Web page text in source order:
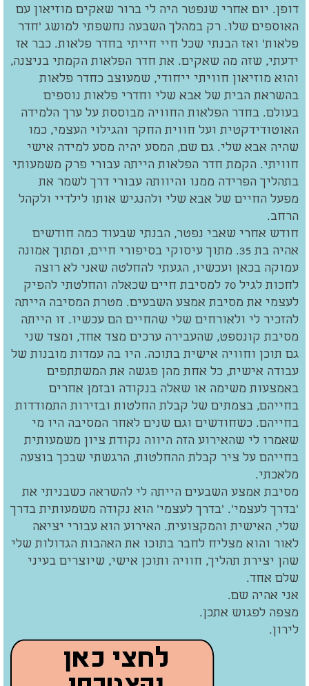
דופן. יום אחרי שנפטר היה לי ברור שאקים מוזיאון עם
האוספים שלו. רק במהלך השבעה נחשפתי למושג 'חדר
פלאות' ואז הבנתי שכל חיי חייתי בחדר פלאות. כבר אז
ידעתי, שזה מה שאקים. את חדר הפלאות הקמתי בניצנה,
והוא מוזיאון חוויתי ייחודי, שמעוצב כחדר פלאות
בהשראת הבית של אבא שלי וחדרי פלאות נוספים
בעולם. בחדר הפלאות החוויה מבוססת על ערך הלמידה
האוטודידקטית ועל חווית החקר והגילוי העצמי, כמו
שהיה אבא שלי. גם שם, המסע יהיה מסע למידה אישי
חוויתי. הקמת חדר הפלאות הייתה עבורי פרק משמעותי
בתהליך הפרידה ממנו והיוותה עבורי דרך לשמר את
מפעל החיים של אבא שלי ולהנגיש אותו לילדיי ולקהל
הרחב.
חודש אחרי שאבי נפטר, הבנתי שבעוד כמה חודשים
אהיה בת 35. מתוך עיסוקי בסיפורי חיים, ומתוך אמונה
עמוקה בכאן ועכשיו, הגעתי להחלטה שאני לא רוצה
לחכות לגיל 70 למסיבת חיים שכאלה והחלטתי להפיק
לעצמי את מסיבת אמצע השבעים. מטרת המסיבה הייתה
להזכיר לי ולאורחים שלי שהחיים הם עכשיו. זו הייתה
מסיבת קונספט, שהעבירה ערכים מצד אחד, ומצד שני
גם תוכן וחוויה אישית בתוכה. היו בה עמדות מובנות של
עבודה אישית, כל אחת מהן פגשה את המשתתפים
באמצעות משימה או שאלה בנקודה ובזמן אחרים
בחייהם, בצמתים של קבלת החלטות ובזירות התמודדות
בחייהם. כשחודשים וגם שנים לאחר המסיבה היו מי
שאמרו לי שהאירוע הזה היווה נקודת ציון משמעותית
בחייהם על ציר קבלת ההחלטות, הרגשתי שבכך בוצעה
מלאכתי.
מסיבת אמצע השבעים הייתה לי להשראה כשבניתי את
'בדרך לעצמי'. 'בדרך לעצמי' הוא נקודה משמעותית בדרך
שלי, האישית והמקצועית. האירוע הוא עבורי יציאה
לאור והוא מצליח לחבר בתוכו את האהבות הגדולות שלי
שהן יצירת תהליך, חוויה ותוכן אישי, שיוצרים בעיני
שלם אחד.
אני אהיה שם.
מצפה לפגוש אתכן.
לירון.